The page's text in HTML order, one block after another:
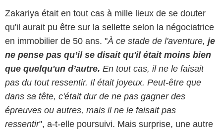
Zakariya était en tout cas à mille lieux de se douter
qu'il aurait pu être sur la sellette selon la négociatrice
en immobilier de 50 ans. "À ce stade de l'aventure, je
ne pense pas qu’il se disait qu'il était moins bien
que quelqu'un d’autre. En tout cas, il ne le faisait
pas du tout ressentir. Il était joyeux. Peut-être que
dans sa tête, c'était dur de ne pas gagner des
épreuves ou autres, mais il ne le faisait pas
ressentir", a-t-elle poursuivi. Mais surprise, une autre